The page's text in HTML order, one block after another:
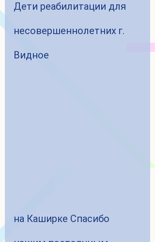
Дети реабилитации для
несовершеннолетних г.
Видное
на Каширке Спасибо